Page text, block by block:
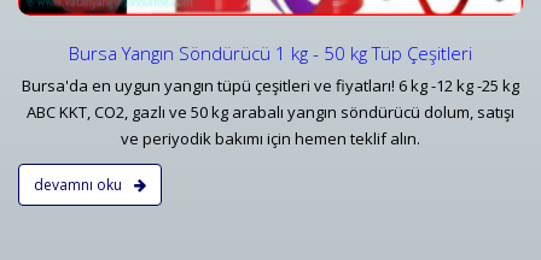
Bursa Yangın Söndürücü 1 kg - 50 kg Tüp Çeşitleri
Bursa'da en uygun yangın tüpü çeşitleri ve fiyatları! 6 kg -12 kg -25 kg
ABC KKT, CO2, gazlı ve 50 kg arabalı yangın söndürücü dolum, satışı
ve periyodik bakımı için hemen teklif alın.
devamnı oku